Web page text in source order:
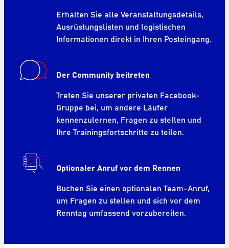
Erhalten Sie alle Veranstaltungsdetails,
Ausrüstungslisten und logistischen
Informationen direkt in Ihren Posteingang.
Der Community beitreten
Treten Sie unserer privaten Facebook-
Gruppe bei, um andere Läufer
kennenzulernen, Fragen zu stellen und
Ihre Trainingsfortschritte zu teilen.
Optionaler Anruf vor dem Rennen
Buchen Sie einen optionalen Team-Anruf,
um Fragen zu stellen und sich vor dem
Renntag umfassend vorzubereiten.